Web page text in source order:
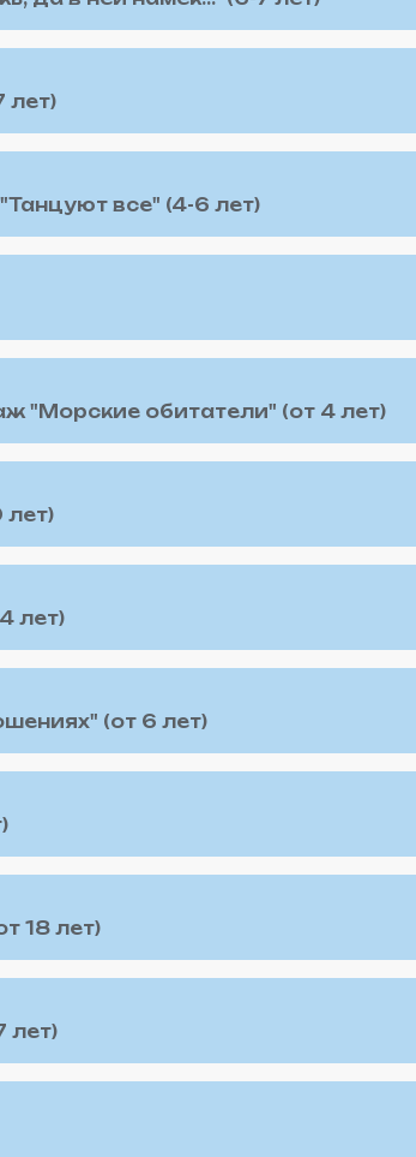
лет)
все" (4-6 лет)
"Морские обитатели" (от 4 лет)
лет)
лет)
(от 6 лет)
18 лет)
лет)